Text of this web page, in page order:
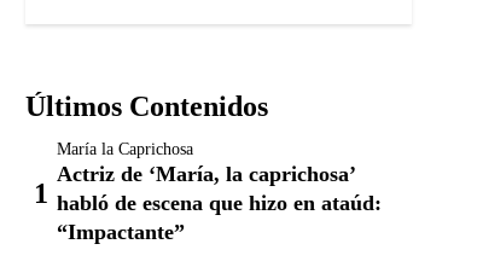
Últimos Contenidos
María la Caprichosa
Actriz de ‘María, la caprichosa’
habló de escena que hizo en ataúd:
“Impactante”